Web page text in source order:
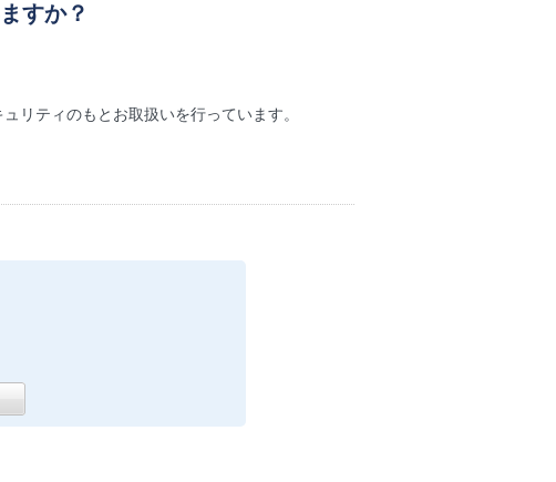
すか？
リティのもとお取扱いを行っています。